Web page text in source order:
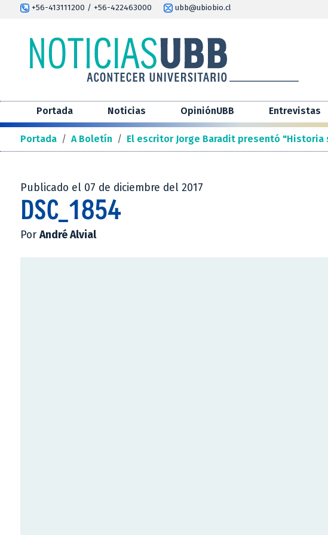
+56-413111200 / +56-422463000 ubb@ubiobio.cl
Portada Noticias OpiniónUBB Entrevistas
Portada / A Boletín / El escritor Jorge Baradit presentó "Historia
Publicado el 07 de diciembre del 2017
DSC_1854
Por André Alvial